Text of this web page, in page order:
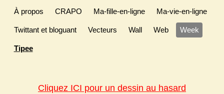
À propos CRAPO Ma-fille-en-ligne Ma-vie-en-ligne
Twittant et bloguant Vecteurs Wall Web Week
Tipee
Cliquez ICI pour un dessin au hasard